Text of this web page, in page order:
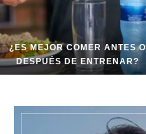
¿ES MEJOR COMER ANTES O
DESPUÉS DE ENTRENAR?